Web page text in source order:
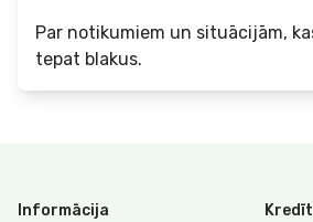
Par notikumiem un situācijām,
tepat blakus.
Informācija